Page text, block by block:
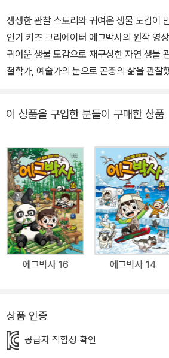
생생한 관찰 스토리와 귀여운 생물 도감이
인기 키즈 크리에이터 에그박사의 원작 영
귀여운 생물 도감으로 재구성한 자연 생물
철학가, 예술가의 눈으로 곤충의 삶을 관찰
사가 자연을 누비며 신기한 생물들을 관찰
공감을 끌어냄과 동시에 어린이들의 탐구
다. 또한 중간중간 수록된 생물 퀴즈 게임,
고서 작성하기 등 다양한 워크북 활동은 어
집중력, 사고력을 높여 줄 것입니다. 딱딱한 껍데기로 몸을 보호하는
갑각류 생물들 본격 관찰! ?열다섯 번째 이
는 에그박사와 함께 갯벌과 하천 등을 거닐
각류를 탐구합니다. 멋진 집게발을 흔드는
청소하는 쥐며느리, 자기만의 집을 업고 다
콘텐츠 인기 키즈 크리에이터, ‘에그박사’ ’에그박사’는 생생한 자연
생물 콘텐츠로 자리매김한 인기 키즈 크리
이 상품을 구입한 분들이 구매한 상품
에그박사 16 에그박사 14
상품 인증
공급자 적합성 확인